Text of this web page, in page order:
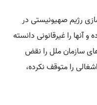
رژیم صهیونیستی در
آنها را غیرقانونی دانسته
سازمان ملل را نقض
را متوقف نکرده،